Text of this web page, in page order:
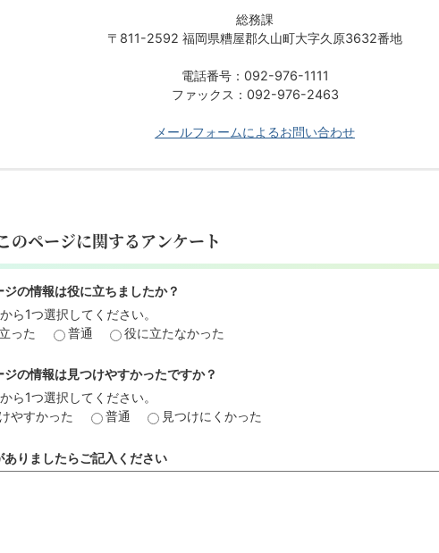
総務課
〒811-2592 福岡県糟屋郡久山町大字久原3632番地
電話番号：092-976-1111
ファックス：092-976-2463
メールフォームによるお問い合わせ
のページに関するアンケート
ジの情報は役に立ちましたか？
ら1つ選択してください。
った
普通 役に立たなかった
ジの情報は見つけやすかったですか？
ら1つ選択してください。
やすかった
普通 見つけにくかった
ありましたらご記入ください